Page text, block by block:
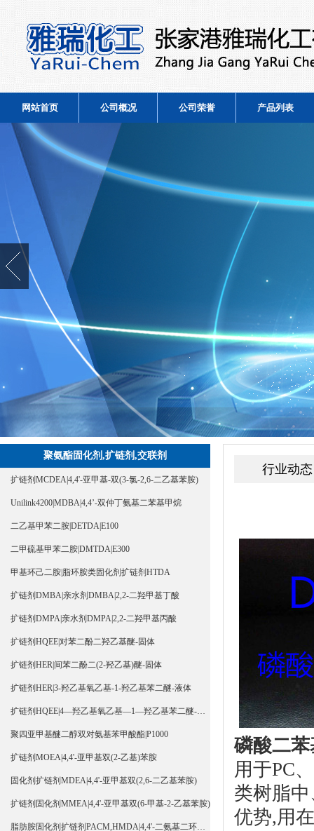
网站首页 公司概况 公司荣誉 产品列表
聚氨酯固化剂,扩链剂,交联剂
扩链剂MCDEA|4,4'-亚甲基-双(3-氯-2,6-二乙基苯胺)
Unilink4200|MDBA|4,4’-双仲丁氨基二苯基甲烷
二乙基甲苯二胺|DETDA|E100
二甲硫基甲苯二胺|DMTDA|E300
甲基环己二胺|脂环胺类固化剂扩链剂HTDA
扩链剂DMBA|亲水剂DMBA|2,2-二羟甲基丁酸
扩链剂DMPA|亲水剂DMPA|2,2-二羟甲基丙酸
扩链剂HQEE|对苯二酚二羟乙基醚-固体
扩链剂HER|间苯二酚二(2-羟乙基)醚-固体
扩链剂HER|3-羟乙基氧乙基-1-羟乙基苯二醚-液体
扩链剂HQEE|4—羟乙基氧乙基—1—羟乙基苯二醚-液体
聚四亚甲基醚二醇双对氨基苯甲酸酯|P1000
扩链剂MOEA|4,4'-亚甲基双(2-乙基)苯胺
固化剂扩链剂MDEA|4,4'-亚甲基双(2,6-二乙基苯胺)
扩链剂固化剂MMEA|4,4'-亚甲基双(6-甲基-2-乙基苯胺)
脂肪胺固化剂扩链剂PACM,HMDA|4,4'-二氨基二环己基甲烷
行业动态
磷酸二
用于PC
类树脂
优势,用